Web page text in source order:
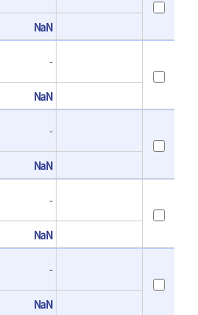
NaN
-
NaN
-
NaN
-
NaN
-
NaN